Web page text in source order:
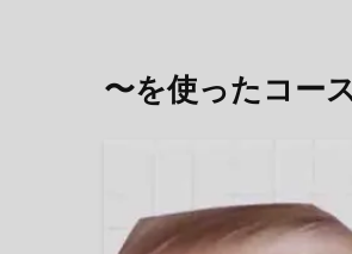
〜を使ったコー